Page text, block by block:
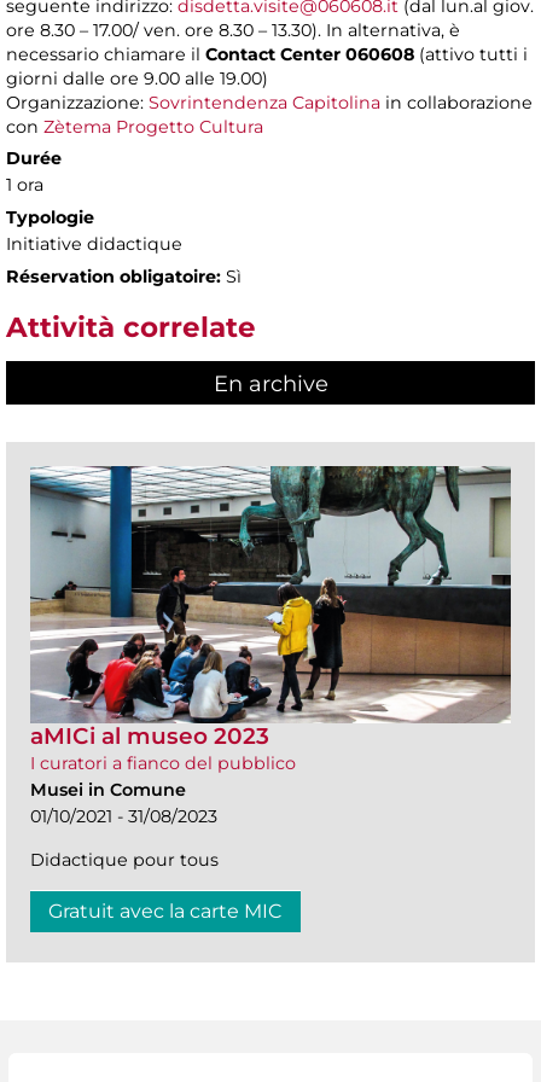
seguente indirizzo: disdetta.visite@060608.it (dal lun.al giov.
ore 8.30 – 17.00/ ven. ore 8.30 – 13.30). In alternativa, è
necessario chiamare il Contact Center 060608 (attivo tutti i
giorni dalle ore 9.00 alle 19.00)
Organizzazione: Sovrintendenza Capitolina in collaborazione
con Zètema Progetto Cultura
Durée
1 ora
Typologie
Initiative didactique
Réservation obligatoire: Sì
Attività correlate
En archive
aMICi al museo 2023
I curatori a fianco del pubblico
Musei in Comune
01/10/2021 - 31/08/2023
Didactique pour tous
Gratuit avec la carte MIC